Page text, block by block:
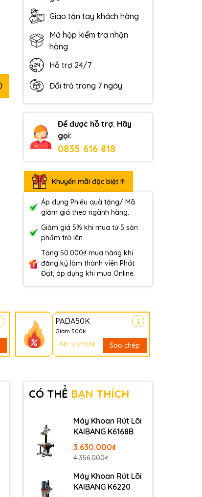
Giao tận tay khách hàng
Mở hộp kiểm tra nhận
hàng
Hỗ trợ 24/7
Đổi trả trong 7 ngày
Để được hỗ trợ. Hãy
gọi:
0835 616 818
Khuyến mãi đặc biệt !!!
Áp dụng Phiếu quà tặng/ Mã
giảm giá theo ngành hàng.
Giảm giá 5% khi mua từ 5 sản
phẩm trở lên.
Tặng 50.000₫ mua hàng khi
đăng ký làm thành viên Phát
Đạt, áp dụng khi mua Online.
PADA50K
Giảm 500k
HSD: 1/1/2024
Sao chép
CÓ THỂ BẠN THÍCH
Máy Khoan Rút Lõi
KAIBANG K6168B
3.630.000₫
4.356.000₫
Máy Khoan Rút Lõi
KAIBANG K6220